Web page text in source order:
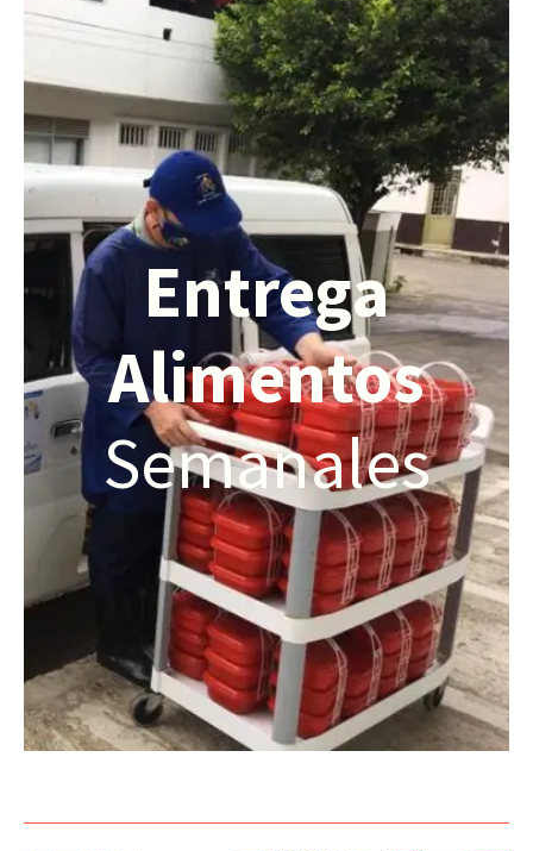
Entrega
Alimentos
Semanales